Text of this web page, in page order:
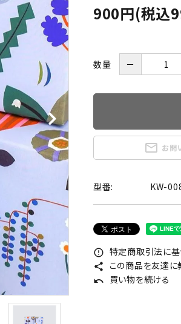
日本のペーパーブランド ラッピ
900円(税込
数量 －
mail_outline お問
型番: KW-
error_outline 特定商取引法に
share この商品を友達に
undo 買い物を続ける